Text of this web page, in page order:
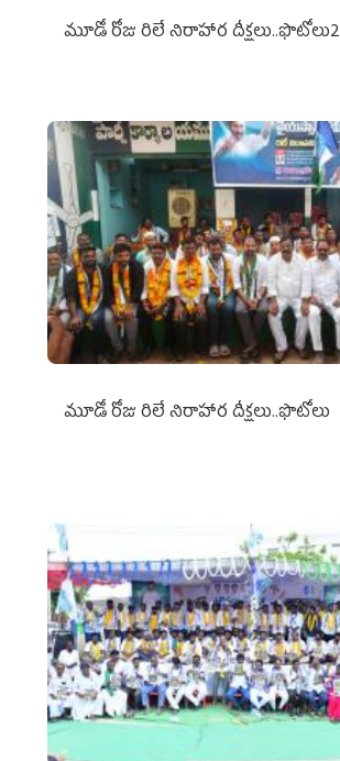
మూడో రోజు రిలే నిరాహార దీక్షలు..ఫొటోలు2
మూడో రోజు రిలే నిరాహార దీక్షలు..ఫొటోలు